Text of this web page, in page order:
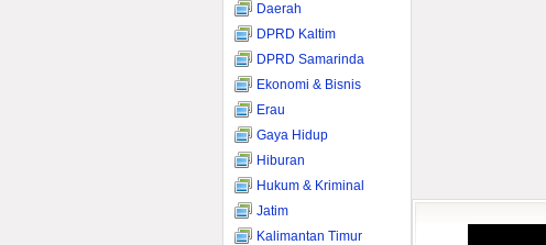
Daerah
DPRD Kaltim
DPRD Samarinda
Ekonomi & Bisnis
Erau
Gaya Hidup
Hiburan
Hukum & Kriminal
Jatim
Kalimantan Timur